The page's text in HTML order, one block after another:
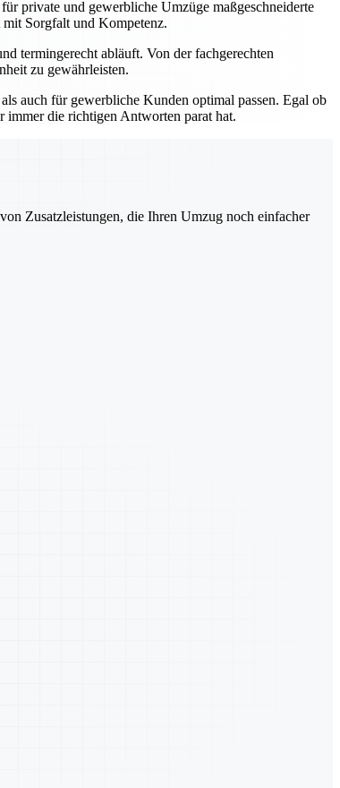
private und gewerbliche Umzüge maßgeschneiderte
Sorgfalt und Kompetenz.
termingerecht abläuft. Von der fachgerechten
zu gewährleisten.
auch für gewerbliche Kunden optimal passen. Egal ob
immer die richtigen Antworten parat hat.
Zusatzleistungen, die Ihren Umzug noch einfacher